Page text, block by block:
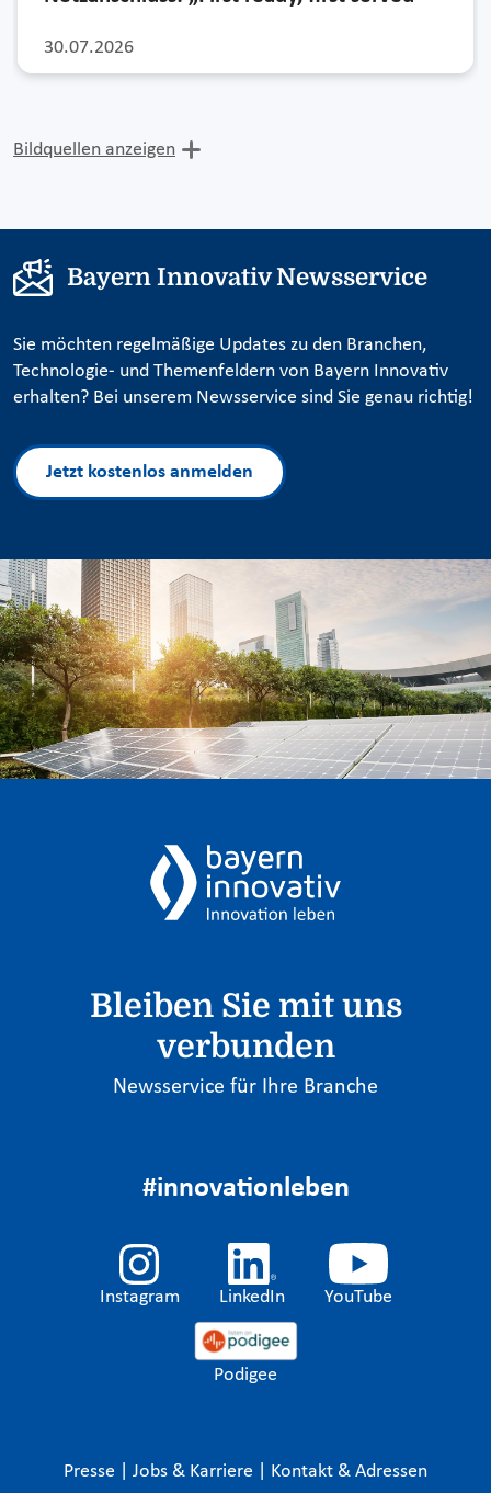
30.07.2026
Bildquellen anzeigen
Bayern Innovativ Newsservice
Sie möchten regelmäßige Updates zu den Branchen,
Technologie- und Themenfeldern von Bayern Innovativ
erhalten? Bei unserem Newsservice sind Sie genau richtig!
Jetzt kostenlos anmelden
Bleiben Sie mit uns
verbunden
Newsservice für Ihre Branche
#innovationleben
Instagram LinkedIn YouTube
Podigee
Presse Jobs & Karriere
Kontakt & Adressen